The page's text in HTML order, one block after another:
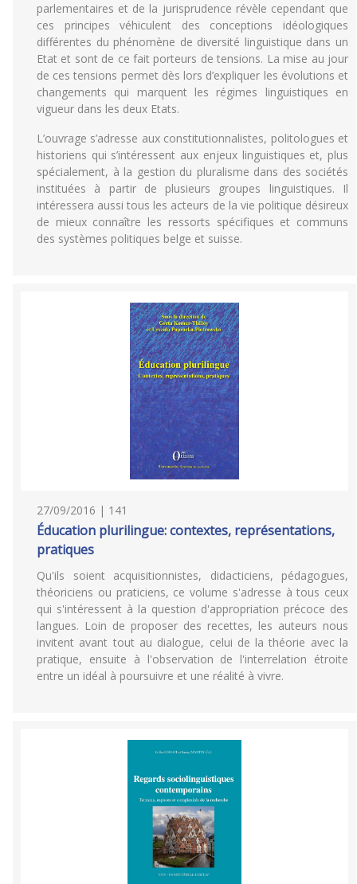
parlementaires et de la jurisprudence révèle cependant que
ces principes véhiculent des conceptions idéologiques
différentes du phénomène de diversité linguistique dans un
Etat et sont de ce fait porteurs de tensions. La mise au jour
de ces tensions permet dès lors d’expliquer les évolutions et
changements qui marquent les régimes linguistiques en
vigueur dans les deux Etats.
L’ouvrage s’adresse aux constitutionnalistes, politologues et
historiens qui s’intéressent aux enjeux linguistiques et, plus
spécialement, à la gestion du pluralisme dans des sociétés
instituées à partir de plusieurs groupes linguistiques. Il
intéressera aussi tous les acteurs de la vie politique désireux
de mieux connaître les ressorts spécifiques et communs
des systèmes politiques belge et suisse.
27/09/2016 | 141
Éducation plurilingue: contextes, représentations,
pratiques
Qu'ils soient acquisitionnistes, didacticiens, pédagogues,
théoriciens ou praticiens, ce volume s'adresse à tous ceux
qui s'intéressent à la question d'appropriation précoce des
langues. Loin de proposer des recettes, les auteurs nous
invitent avant tout au dialogue, celui de la théorie avec la
pratique, ensuite à l'observation de l'interrelation étroite
entre un idéal à poursuivre et une réalité à vivre.